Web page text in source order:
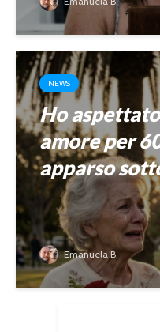
NEWS
Ho
amore per
apparso
Emanuela B.